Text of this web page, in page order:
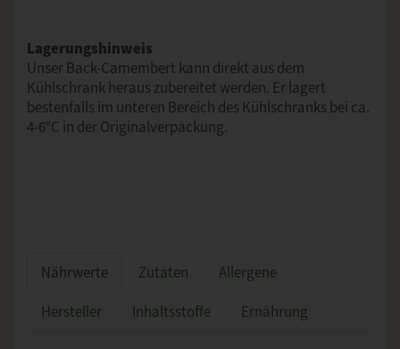
Lagerungshinweis
Unser Back-Camembert kann direkt aus dem
Kühlschrank heraus zubereitet werden. Er lagert
bestenfalls im unteren Bereich des Kühlschranks bei ca.
4-6°C in der Originalverpackung.
Nährwerte Zutaten
Allergene
Hersteller
Inhaltsstoffe Ernährung